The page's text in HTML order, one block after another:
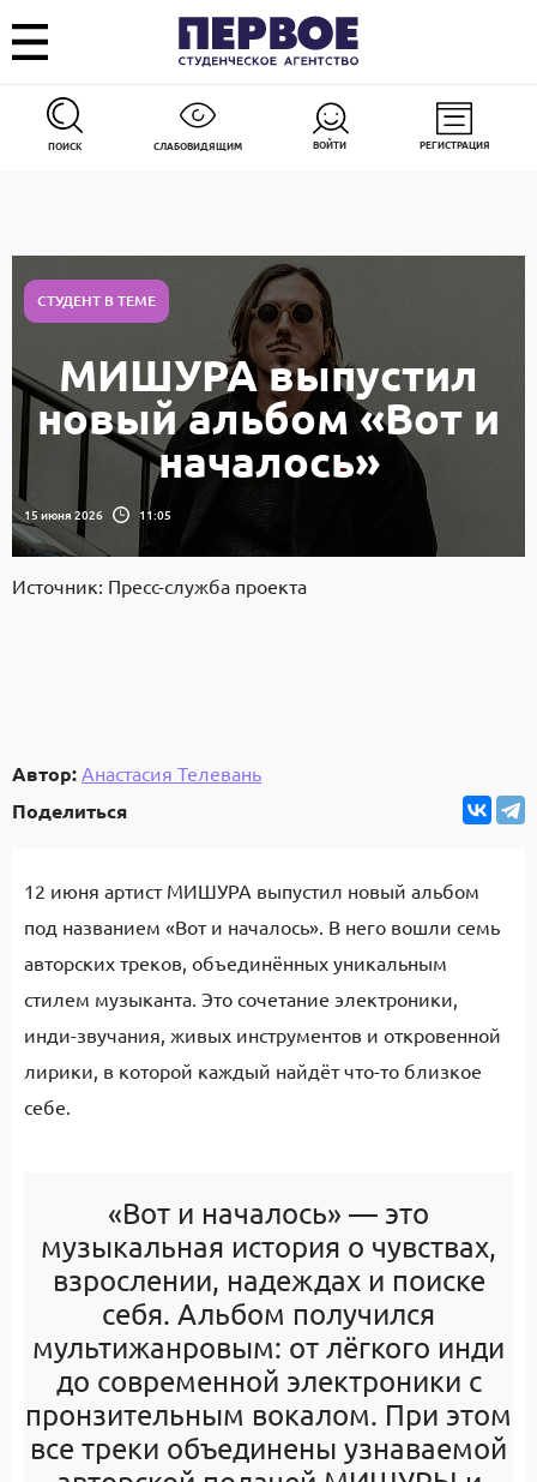
ПОИСК СЛАБОВИДЯЩИМ ВОЙТИ РЕГИСТРАЦИЯ
СТУДЕНТ В ТЕМЕ
МИШУРА выпустил
новый альбом «Вот и
началось»
15 июня 2026 11:05
Источник: Пресс-служба проекта
Автор: Анастасия Телевань
Поделиться
12 июня артист МИШУРА выпустил новый альбом
под названием «Вот и началось». В него вошли семь
авторских треков, объединённых уникальным
стилем музыканта. Это сочетание электроники,
инди-звучания, живых инструментов и откровенной
лирики, в которой каждый найдёт что-то близкое
себе.
«Вот и началось» — это
музыкальная история о чувствах,
взрослении, надеждах и поиске
себя. Альбом получился
мультижанровым: от лёгкого инди
до современной электроники с
пронзительным вокалом. При этом
все треки объединены узнаваемой